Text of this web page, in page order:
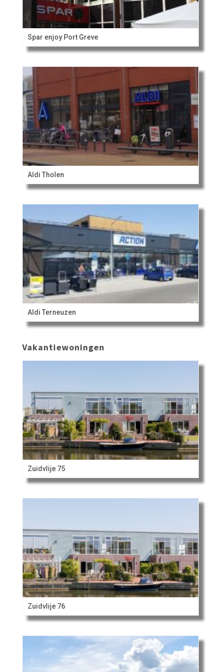
Spar enjoy Port Greve
Aldi Tholen
Aldi Terneuzen
Vakantiewoningen
Zuidvlije 75
Zuidvlije 76